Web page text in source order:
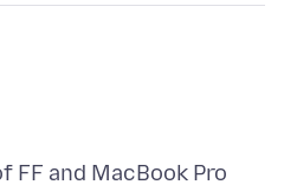
and MacBook Pro